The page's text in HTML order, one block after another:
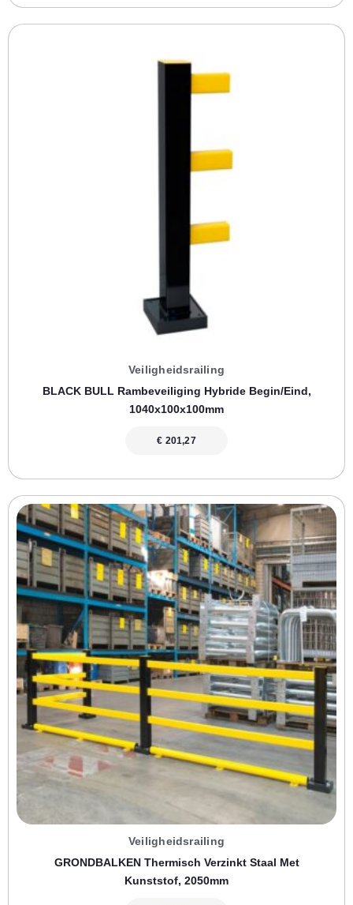
Veiligheidsrailing
BLACK BULL Rambeveiliging Hybride Begin/eind,
1040x100x100mm
€ 201,27
Veiligheidsrailing
GRONDBALKEN Thermisch Verzinkt Staal Met
Kunststof, 2050mm